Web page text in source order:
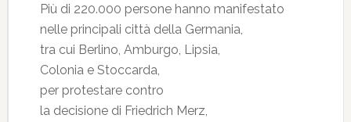
Più di 220.000 persone hanno manifestato
nelle principali città della Germania,
tra cui Berlino, Amburgo, Lipsia,
Colonia e Stoccarda,
per protestare contro
la decisione di Friedrich Merz,